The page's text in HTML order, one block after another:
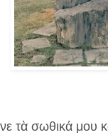
τὰ σωθικά μου